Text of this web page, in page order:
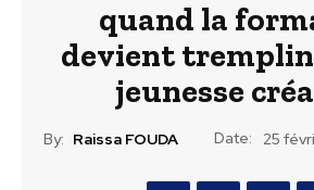
quand la
devient
jeunesse
By: Raissa FOUDA Date: 25